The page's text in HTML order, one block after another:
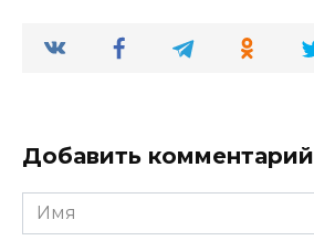
Добавить комментарий
Имя
*